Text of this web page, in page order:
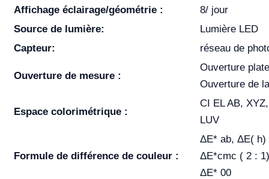
Affichage éclairage/géométrie :
8/ jour
Source de lumière:
Lumière LED
Capteur:
réseau de
Ouverture de mesure :
Ouverture
Ouverture de
Espace colorimétrique :
CI EL AB,
LUV
Formule de différence de couleur :
ΔE* ab, ΔE(
ΔE*cmc ( 2 :
ΔE* 00